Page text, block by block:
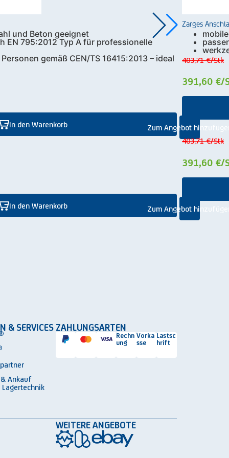
und Beton geeignet
EN 795:2012 Typ A für professionelle
gemäß CEN/TS 16415:2013 – ideal
In den Warenkorb
In den Warenkorb
Zarges
403,71 €/Stk
391,60 €/
Zum Angebot
403,71 €/Stk
391,60 €/
Zum Angebot
& SERVICES
Ankauf
ZAHLUNGSARTEN
Rechn
ung
Vorka
sse
Lastsc
hrift
WEITERE ANGEBOTE